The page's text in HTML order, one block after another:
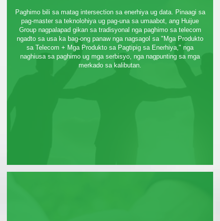
Paghimo bili sa matag intersection sa enerhiya ug data. Pinaagi sa
pag-master sa teknolohiya ug pag-una sa umaabot, ang Huijue
Group nagpalapad gikan sa tradisyonal nga paghimo sa telecom
ngadto sa usa ka bag-ong panaw nga nagsagol sa "Mga Produkto
sa Telecom + Mga Produkto sa Pagtipig sa Enerhiya," nga
naghiusa sa paghimo ug mga serbisyo, nga nagpunting sa mga
merkado sa kalibutan.